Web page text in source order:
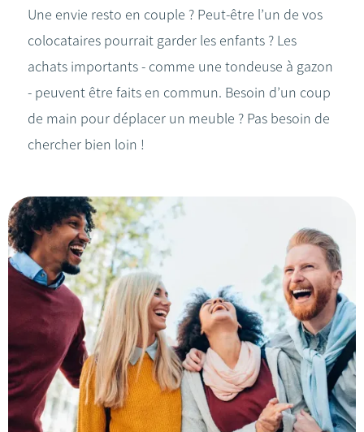
Une envie resto en couple ? Peut-être l’un de vos
colocataires pourrait garder les enfants ? Les
achats importants - comme une tondeuse à gazon
- peuvent être faits en commun. Besoin d’un coup
de main pour déplacer un meuble ? Pas besoin de
chercher bien loin !